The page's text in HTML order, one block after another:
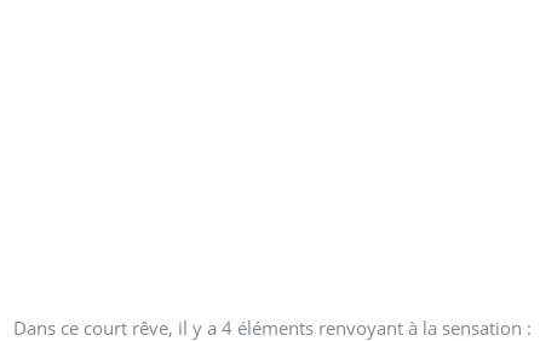
Dans ce court rêve, il y a 4 éléments renvoyant à la sensation :